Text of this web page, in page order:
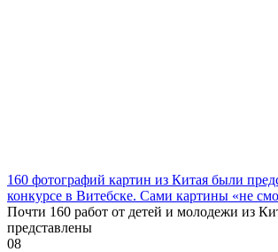
160 фотографий картин из Китая были
конкурсе в Витебске. Сами картины «не
Почти 160 работ от детей и молодежи из
представлены
08